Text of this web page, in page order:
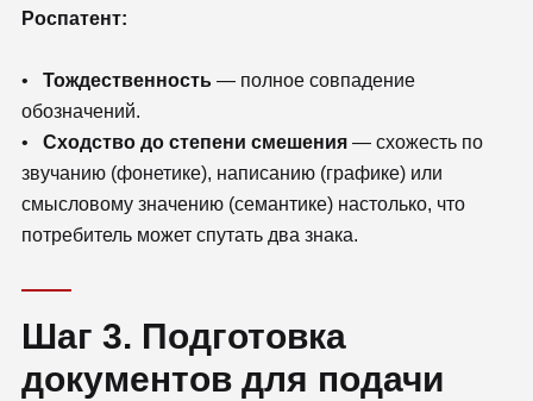
Роспатент:
• Тождественность — полное совпадение
обозначений.
• Сходство до степени смешения — схожесть по
звучанию (фонетике), написанию (графике) или
смысловому значению (семантике) настолько, что
потребитель может спутать два знака.
Шаг 3. Подготовка
документов для подачи